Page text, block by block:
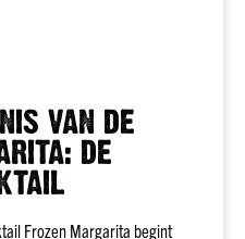
VAN DE
DE
Frozen Margarita begint